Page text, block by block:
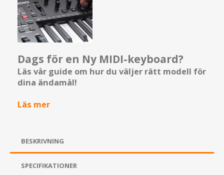
Dags för en Ny MIDI-keyboard?
Läs vår guide om hur du väljer rätt modell för
dina ändamål!
Läs mer
BESKRIVNING
SPECIFIKATIONER